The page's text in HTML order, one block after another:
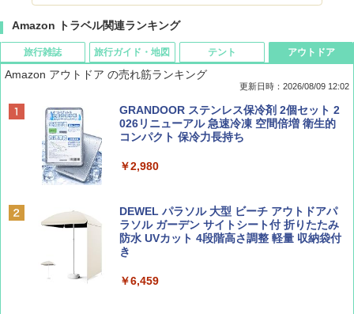
Amazon トラベル関連ランキング
旅行雑誌
BE-PAL(ビ-パル) 2026年 9 月号【特別付録:
SOTO ミニマル"旅"財布 ランダム2種】
ディズニーファン ２０２６年 ９月号 [雑
誌] (ＤＩＳＮＥＹ ＦＡＮ)
￥713
旅行ガイド・地図
地球の歩き方 スター・ウォーズ
￥2,695
D40 地球の歩き方 チェンマイ タイ北部の魅
力的な町 2026～2027 地球の歩き方D アジア
￥2,079
テント
[キャンパーズコレクション 山善] ポップアッ
プテント 傘みたいに広げて畳める パッとサ
ッとサンシェード キューブ フルクローズ メ
&ハイキング カーキ PATC-150(KH)
PYKES PEAK (パイクスピーク) 着替えテン
ト プライバシー テント 【中が透けない】 1
ーチ ピクニック ポップアップテント 携帯 簡
アウトドア
Amazon アウトドア の売れ筋ランキング
更新日時：2026/08/09 12:02
GRANDOOR ステンレス保冷剤 2個セット 2
026リニューアル 急速冷凍 空間倍増 衛生的
コンパクト 保冷力長持ち
￥2,980
DEWEL パラソル 大型 ビーチ アウトドアパ
ラソル ガーデン サイトシート付 折りたたみ
防水 UVカット 4段階高さ調整 軽量 収納袋付
き
￥6,459